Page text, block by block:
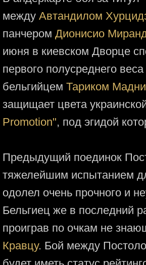
между Автандилом
панчером Дионисио
июня в киевском Дворце
первого полусреднего веса
бельгийцем Тариком Мадни
защищает цвета
Promotion", под эгидой
Предыдущий поединок
тяжелейшим испытанием
одолел очень прочного и
Бельгиец же в последний
проиграв по очкам не
Кравцу. Бой между